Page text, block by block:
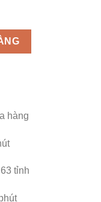
hàng
tỉnh